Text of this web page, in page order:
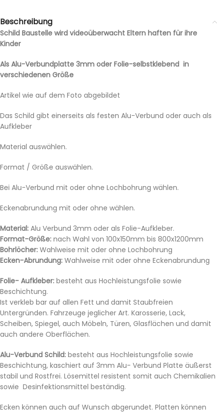
Beschreibung
Schild Baustelle wird videoüberwacht Eltern haften für ihre
Kinder
Als Alu-Verbundplatte 3mm oder Folie-selbstklebend in
verschiedenen Größe
Artikel wie auf dem Foto abgebildet
Das Schild gibt einerseits als festen Alu-Verbund oder auch als
Aufkleber
Material auswählen.
Format / Größe auswählen.
Bei Alu-Verbund mit oder ohne Lochbohrung wählen.
Eckenabrundung mit oder ohne wählen.
Material: Alu Verbund 3mm oder als Folie-Aufkleber.
Format-Größe: nach Wahl von 100x150mm bis 800x1200mm
Bohrlöcher: Wahlweise mit oder ohne Lochbohrung
Ecken-Abrundung: Wahlweise mit oder ohne Eckenabrundung
Folie- Aufkleber: besteht aus Hochleistungsfolie sowie
Beschichtung.
Ist verkleb bar auf allen Fett und damit Staubfreien
Untergründen. Fahrzeuge jeglicher Art. Karosserie, Lack,
Scheiben, Spiegel, auch Möbeln, Türen, Glasflächen und damit
auch andere Oberflächen.
Alu-Verbund Schild: besteht aus Hochleistungsfolie sowie
Beschichtung, kaschiert auf 3mm Alu- Verbund Platte äußerst
stabil und Rostfrei. Lösemittel resistent somit auch Chemikalien
sowie Desinfektionsmittel beständig.
Ecken können auch auf Wunsch abgerundet. Platten können